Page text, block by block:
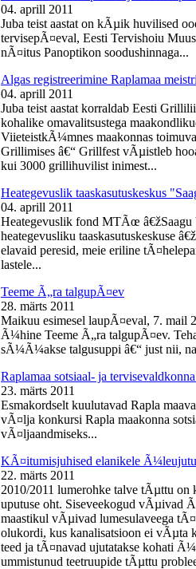
04. aprill 2011
Juba teist aastat on kÃµik huvilised
tervisepÃ¤eval, Eesti Tervishoiu
nÃ¤itus Panoptikon soodushinnaga...
Algas registreerimine Raplamaa
04. aprill 2011
Juba teist aastat korraldab Eesti
kohalike omavalitsustega
ViieteistkÃ¼mnes maakonnas
Grillimises â€“ Grillfest vÃµistleb
kui 3000 grillihuvilist inimest...
Heategevuslik taaskasutuskeskus
04. aprill 2011
Heategevuslik fond MTÃœ â€žSaagu
heategevusliku taaskasutuskeskuse
elavaid peresid, meie eriline
lastele...
Teeme Ã„ra talgupÃ¤ev
28. märts 2011
Maikuu esimesel laupÃ¤eval, 7.
Ã¼hine Teeme Ã„ra talgupÃ¤ev.
sÃ¼Ã¼akse talgusuppi â€“ just nii,
Raplamaa sotsiaal- ja
23. märts 2011
Esmakordselt kuulutavad Rapla
vÃ¤lja konkursi Rapla maakonna
vÃ¤ljaandmiseks...
KÃ¤itumisjuhised elanikele
22. märts 2011
2010/2011 lumerohke talve tÃµttu on
uputuse oht. Siseveekogud vÃµivad
maastikul vÃµivad lumesulaveega
olukordi, kus kanalisatsioon ei vÃµta
teed ja tÃ¤navad ujutatakse kohati
ummistunud teetruupide tÃµttu